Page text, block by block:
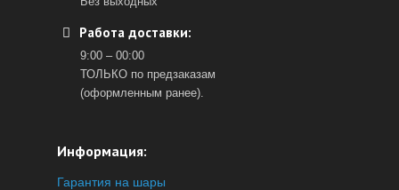
Работа доставки:
9:00 – 00:00
ТОЛЬКО по предзаказам
(оформленным ранее).
Информация:
Гарантия на шары